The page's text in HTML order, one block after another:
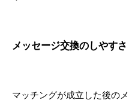
メッセージ交換のしやすさ
マッチングが成立した後の